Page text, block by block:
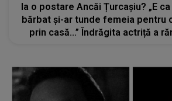
la o postare Ancăi Țurcașiu? „E
bărbat și-ar tunde femeia pentru
prin casă...” Îndrăgita actriță a